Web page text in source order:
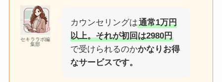
セキララボ編
集部
カウンセリングは通常1万円
以上。それが初回は2980円
で受けられるのかかなりお得
なサービスです。